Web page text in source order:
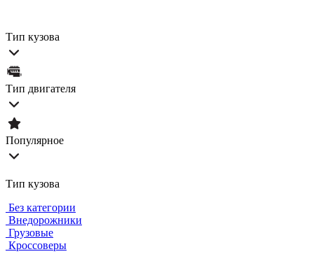
Тип кузова
Тип двигателя
Популярное
Тип кузова
Без категории
Внедорожники
Грузовые
Кроссоверы